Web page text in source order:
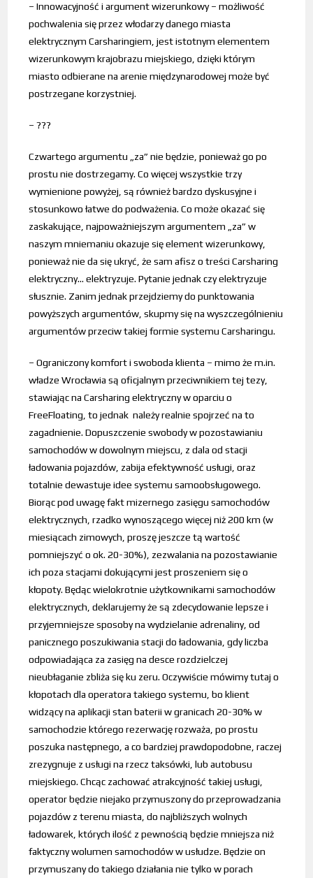
– Innowacyjność i argument wizerunkowy – możliwość
pochwalenia się przez włodarzy danego miasta
elektrycznym Carsharingiem, jest istotnym elementem
wizerunkowym krajobrazu miejskiego, dzięki którym
miasto odbierane na arenie międzynarodowej może być
postrzegane korzystniej.
– ???
Czwartego argumentu „za” nie będzie, ponieważ go po
prostu nie dostrzegamy. Co więcej wszystkie trzy
wymienione powyżej, są również bardzo dyskusyjne i
stosunkowo łatwe do podważenia. Co może okazać się
zaskakujące, najpoważniejszym argumentem „za” w
naszym mniemaniu okazuje się element wizerunkowy,
ponieważ nie da się ukryć, że sam afisz o treści Carsharing
elektryczny… elektryzuje. Pytanie jednak czy elektryzuje
słusznie. Zanim jednak przejdziemy do punktowania
powyższych argumentów, skupmy się na wyszczególnieniu
argumentów przeciw takiej formie systemu Carsharingu.
– Ograniczony komfort i swoboda klienta – mimo że m.in.
władze Wrocławia są oficjalnym przeciwnikiem tej tezy,
stawiając na Carsharing elektryczny w oparciu o
FreeFloating, to jednak należy realnie spojrzeć na to
zagadnienie. Dopuszczenie swobody w pozostawianiu
samochodów w dowolnym miejscu, z dala od stacji
ładowania pojazdów, zabija efektywność usługi, oraz
totalnie dewastuje idee systemu samoobsługowego.
Biorąc pod uwagę fakt mizernego zasięgu samochodów
elektrycznych, rzadko wynoszącego więcej niż 200 km (w
miesiącach zimowych, proszę jeszcze tą wartość
pomniejszyć o ok. 20-30%), zezwalania na pozostawianie
ich poza stacjami dokującymi jest proszeniem się o
kłopoty. Będąc wielokrotnie użytkownikami samochodów
elektrycznych, deklarujemy że są zdecydowanie lepsze i
przyjemniejsze sposoby na wydzielanie adrenaliny, od
panicznego poszukiwania stacji do ładowania, gdy liczba
odpowiadająca za zasięg na desce rozdzielczej
nieubłaganie zbliża się ku zeru. Oczywiście mówimy tutaj o
kłopotach dla operatora takiego systemu, bo klient
widzący na aplikacji stan baterii w granicach 20-30% w
samochodzie którego rezerwację rozważa, po prostu
poszuka następnego, a co bardziej prawdopodobne, raczej
zrezygnuje z usługi na rzecz taksówki, lub autobusu
miejskiego. Chcąc zachować atrakcyjność takiej usługi,
operator będzie niejako przymuszony do przeprowadzania
pojazdów z terenu miasta, do najbliższych wolnych
ładowarek, których ilość z pewnością będzie mniejsza niż
faktyczny wolumen samochodów w usłudze. Będzie on
przymuszany do takiego działania nie tylko w porach